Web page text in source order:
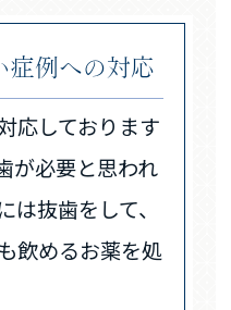
症例への対応
応しております
が必要と思われ
は抜歯をして、
飲めるお薬を処